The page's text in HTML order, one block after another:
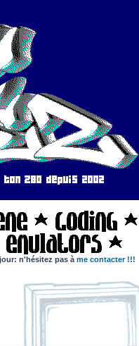
n'hésitez pas à me contacter !!!